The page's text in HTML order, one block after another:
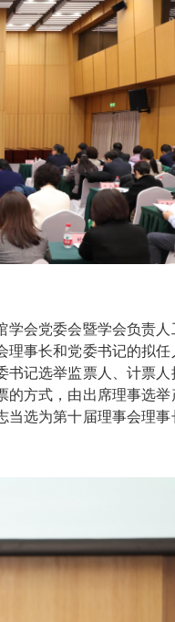
会党委会暨学会负责
事长和党委书记的拟
记选举监票人、计票人
方式，由出席理事选举
选为第十届理事会理